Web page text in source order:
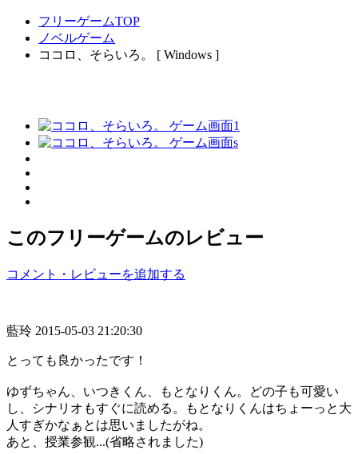
フリーゲームTOP
ノベルゲーム
ココロ、そらいろ。 [ Windows ]
このフリーゲームのレビュー
コメント・レビューを追加する
藍玲 2015-05-03 21:20:30
とっても良かったです！
ゆずちゃん、いつきくん、もとなりくん。どの子も可愛い
し、シナリオもすぐに読める。もとなりくんはちょーっと大
人すぎかなぁとは思いましたがね。
あと、授業参観...(省略されました)